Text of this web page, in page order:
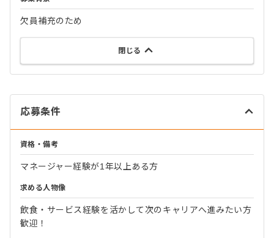
欠員補充のため
閉じる
応募条件
資格・備考
マネージャー経験が1年以上ある方
求める人物像
飲食・サービス経験を活かして次のキャリアへ進みたい方
歓迎！